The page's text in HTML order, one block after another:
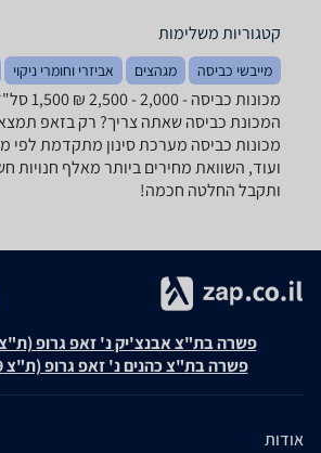
קטגוריות משלימות
מייבשי כביסה מגהצים אביזרי וחומרי ניקוי
מכונות
המכונת כביסה שאתה צריך? רק בזאפ
מכונות כביסה מערכת סינון מתקדמת לפי
ועוד, השוואת מחירים ביותר מאלף חנויות
ותקבל החלטה חכמה!
פשרה בת"צ אבנצ'יק נ' זאפ גרופ (ת"צ 23008-08-
פשרה בת"צ כהנים נ' זאפ גרופ (ת"צ 60371-12-19)
אודות